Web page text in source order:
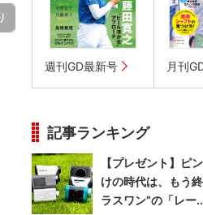
週刊GD最新号 月刊
記事ランキング
【プレゼント】ピ
けの時代は、もう
ラスワン”の「レー